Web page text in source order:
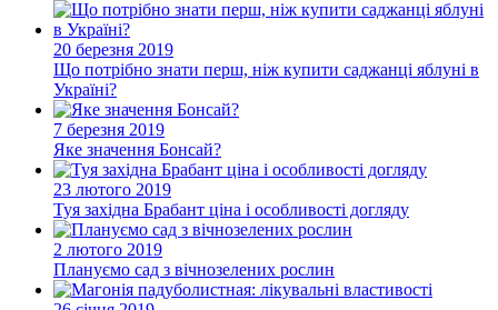
20 березня 2019
Що потрібно знати перш, ніж купити саджанці яблуні в
Україні?
7 березня 2019
Яке значення Бонсай?
23 лютого 2019
Туя західна Брабант ціна і особливості догляду
2 лютого 2019
Плануємо сад з вічнозелених рослин